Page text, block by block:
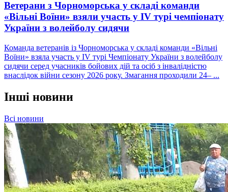
Ветерани з Чорноморська у складі команди
«Вільні Воїни» взяли участь у IV турі чемпіонату
України з волейболу сидячи
Команда ветеранів із Чорноморська у складі команди «Вільні
Воїни» взяла участь у IV турі Чемпіонату України з волейболу
сидячи серед учасників бойових дій та осіб з інвалідністю
внаслідок війни сезону 2026 року. Змагання проходили 24– ...
Інші новини
Всі новини